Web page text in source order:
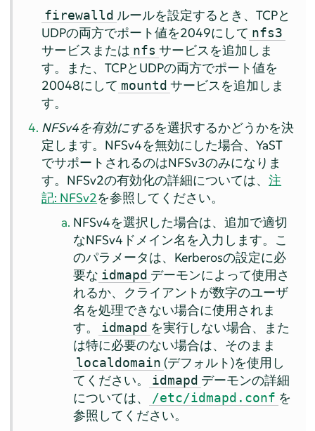
firewalld ルールを設定するとき、TCPと
UDPの両方でポート値を2049にして nfs3
サービスまたは nfs サービスを追加しま
す。また、TCPとUDPの両方でポート値を
20048にして mountd サービスを追加しま
す。
NFSv4を有効にするを選択するかどうかを決
定します。NFSv4を無効にした場合、YaST
でサポートされるのはNFSv3のみになりま
す。NFSv2の有効化の詳細については、注
記: NFSv2を参照してください。
NFSv4を選択した場合は、追加で適切
なNFSv4ドメイン名を入力します。こ
のパラメータは、Kerberosの設定に必
要な idmapd デーモンによって使用さ
れるか、クライアントが数字のユーザ
名を処理できない場合に使用されま
す。
idmapd を実行しない場合、また
は特に必要のない場合は、そのまま
localdomain (デフォルト)を使用し
てください。
idmapd デーモンの詳細
については、
/etc/idmapd.conf を
参照してください。